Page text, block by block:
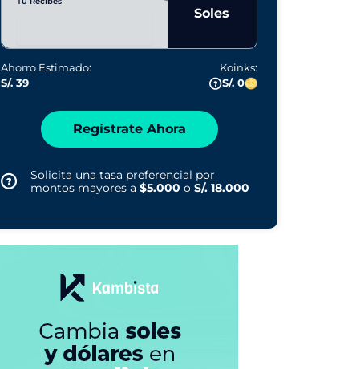
Soles
Ahorro Estimado:
S/. 39
Koinks:
S/. 0
Regístrate Ahora
Solicita una tasa preferencial por
montos mayores a $5.000 o S/. 18.000